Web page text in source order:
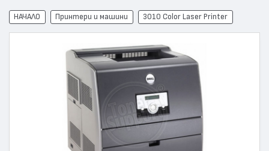
EUR
НАЧАЛО Принтери и машини 3010 Color Laser Printer